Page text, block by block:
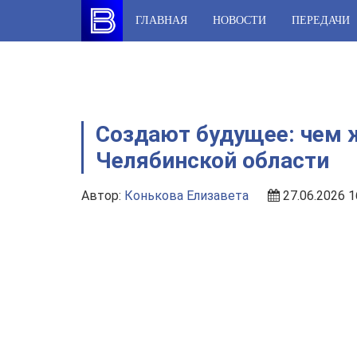
content
ГЛАВНАЯ НОВОСТИ ПЕРЕДАЧИ
Создают будущее: чем
Челябинской области
Автор: Конькова Елизавета 27.06.2026